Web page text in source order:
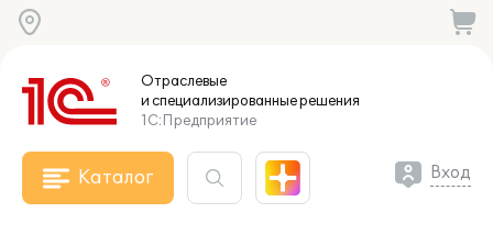
Отраслевые
и специализированныерешения
1С:Предприятие
Каталог Вход